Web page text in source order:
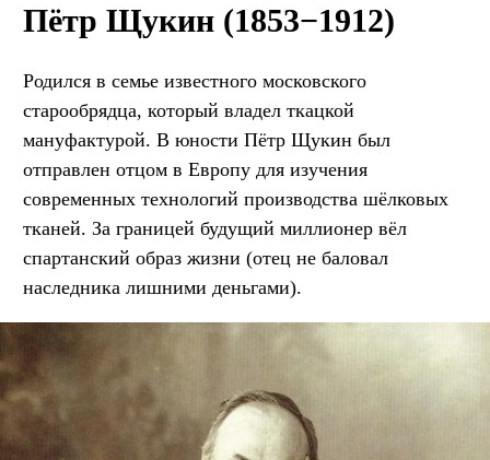
Пётр Щукин (1853−1912)
Родился в семье известного московского
старообрядца, который владел ткацкой
мануфактурой. В юности Пётр Щукин был
отправлен отцом в Европу для изучения
современных технологий производства шёлковых
тканей. За границей будущий миллионер вёл
спартанский образ жизни (отец не баловал
наследника лишними деньгами).